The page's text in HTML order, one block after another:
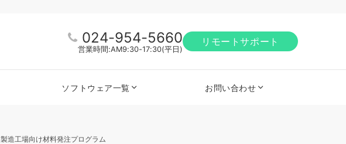
024-954-5660
営業時間:AM9:30-17:30(平日)
リモートサポート
ソフトウェア一覧 お問い合わせ
製造工場向け材料発注プログラム